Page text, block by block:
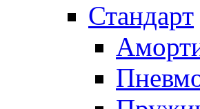
Стандарт